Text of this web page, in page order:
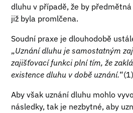
dluhu v případě, že by
již byla promlčena.
Soudní praxe je dlouhodobě
„Uznání dluhu je samostatným
zajišťovací funkci plní tím, že
existence dluhu v době uznání.“(1)
Aby však uznání dluhu mohlo
následky, tak je nezbytné, aby